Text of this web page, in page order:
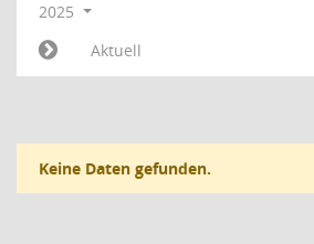
2025
Aktuell
Keine Daten gefunden.